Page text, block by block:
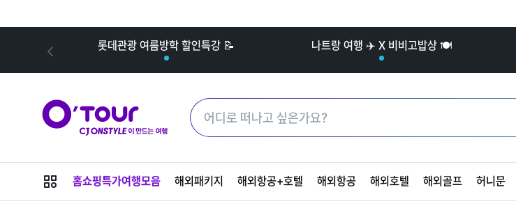
롯데관광 여름방학 할인특강 📝 나트랑 여행 ✈️ X 비비고밥상 🍽️
메
뉴
홈쇼핑특가여행모음 해외패키지 해외항공+호텔 해외항공 해외호텔 해외골프 허니문